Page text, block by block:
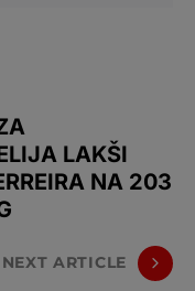
LAKŠI
NA 203
NEXT ARTICLE